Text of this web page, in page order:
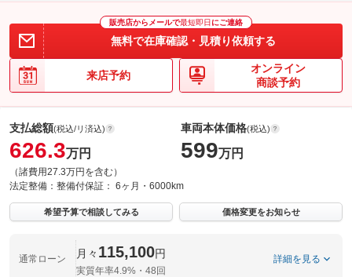
販売店からメールで最短即日 にご連絡
無料で在庫確認・見積り依頼する
来店予約
オンライン
商談予約
支払総額(税込/リ済込)
626.3万円
（諸費用27.3万円を含む）
車両本体価格(税込)
599万円
法定整備： 整備付保証： 6ヶ月・6000km
希望予算で相談してみる 価格変更をお知らせ
通常ローン 月々 115,100円
実質年率4.9%・48回
詳細を見る